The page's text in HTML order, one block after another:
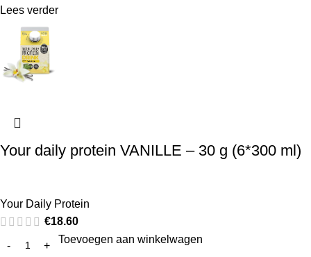
Lees verder
Your daily protein VANILLE – 30 g (6*300 ml)
Your Daily Protein
€18.60
Toevoegen aan winkelwagen